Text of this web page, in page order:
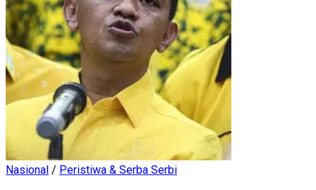
Nasional / Peristiwa & Serba Serbi